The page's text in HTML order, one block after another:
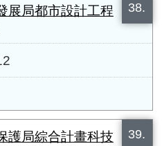
38.
展局都市設計工程
39.
護局綜合計畫科技